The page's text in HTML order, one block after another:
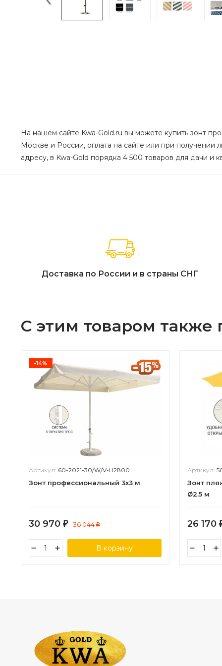
На нашем сайте Kwa-Gold.ru вы можете купить зонт
Москве и России, оплата на сайте или при получении
адресу, в Kwa-Gold порядка 4 500 товаров для дачи и
Доставка по России и в страны СНГ
С этим товаром также
-14%
Артикул: 60-2021-30/W/V-H2800
Зонт профессиональный 3х3 м
30 970 ₽ 36 044₽
В корзину
Артикул:
Зонт
Ø2.5 м
26 170